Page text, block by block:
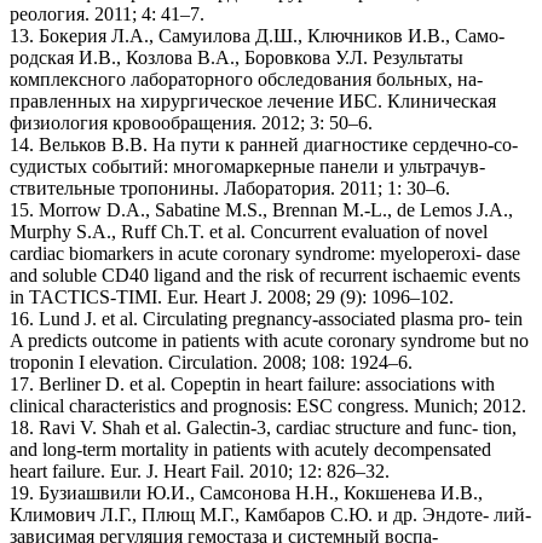
реология. 2011; 4: 41–7.
13. Бокерия Л.А., Самуилова Д.Ш., Ключников И.В., Само-
родская И.В., Козлова В.А., Боровкова У.Л. Результаты
комплексного лабораторного обследования больных, на-
правленных на хирургическое лечение ИБС. Клиническая
физиология кровообращения. 2012; 3: 50–6.
14. Вельков В.В. На пути к ранней диагностике сердечно-со-
судистых событий: многомаркерные панели и ультрачув-
ствительные тропонины. Лаборатория. 2011; 1: 30–6.
15. Morrow D.A., Sabatine M.S., Brennan M.-L., de Lemos J.A.,
Murphy S.A., Ruff Ch.T. et al. Concurrent evaluation of novel
cardiac biomarkers in acute coronary syndrome: myeloperoxi- dase
and soluble CD40 ligand and the risk of recurrent ischaemic events
in TACTICS-TIMI. Eur. Heart J. 2008; 29 (9): 1096–102.
16. Lund J. et al. Circulating pregnancy-associated plasma pro- tein
A predicts outcome in patients with acute coronary syndrome but no
troponin I elevation. Circulation. 2008; 108: 1924–6.
17. Berliner D. et al. Copeptin in heart failure: associations with
clinical characteristics and prognosis: ESC congress. Munich; 2012.
18. Ravi V. Shah et al. Galectin-3, cardiac structure and func- tion,
and long-term mortality in patients with acutely decompensated
heart failure. Eur. J. Heart Fail. 2010; 12: 826–32.
19. Бузиашвили Ю.И., Самсонова Н.Н., Кокшенева И.В.,
Климович Л.Г., Плющ М.Г., Камбаров С.Ю. и др. Эндоте- лий-
зависимая регуляция гемостаза и системный воспа-